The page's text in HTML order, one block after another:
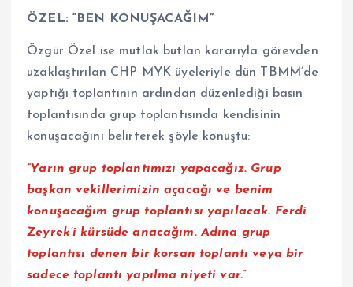
ÖZEL: “BEN KONUŞACAĞIM”
Özgür Özel ise mutlak butlan kararıyla görevden
uzaklaştırılan CHP MYK üyeleriyle dün TBMM’de
yaptığı toplantının ardından düzenlediği basın
toplantısında grup toplantısında kendisinin
konuşacağını belirterek şöyle konuştu:
“Yarın grup toplantımızı yapacağız. Grup
başkan vekillerimizin açacağı ve benim
konuşacağım grup toplantısı yapılacak. Ferdi
Zeyrek’i kürsüde anacağım. Adına grup
toplantısı denen bir korsan toplantı veya bir
sadece toplantı yapılma niyeti var.”